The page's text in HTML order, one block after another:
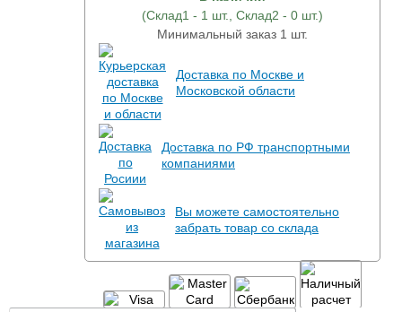
(Склад1 - 1 шт., Склад2 - 0 шт.)
Минимальный заказ 1 шт.
Доставка по Москве и
Московской области
Доставка по РФ транспортными
компаниями
Вы можете самостоятельно
забрать товар со склада